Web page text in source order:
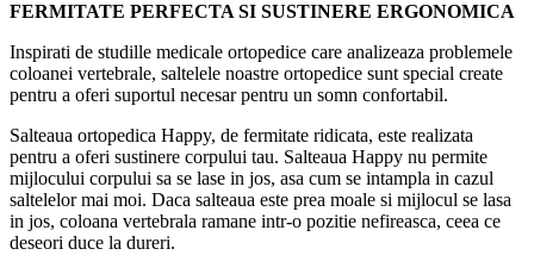
FERMITATE PERFECTA SI SUSTINERE ERGONOMICA
Inspirati de studille medicale ortopedice care analizeaza problemele
coloanei vertebrale, saltelele noastre ortopedice sunt special create
pentru a oferi suportul necesar pentru un somn confortabil.
Salteaua ortopedica Happy, de fermitate ridicata, este realizata
pentru a oferi sustinere corpului tau. Salteaua Happy nu permite
mijlocului corpului sa se lase in jos, asa cum se intampla in cazul
saltelelor mai moi. Daca salteaua este prea moale si mijlocul se lasa
in jos, coloana vertebrala ramane intr-o pozitie nefireasca, ceea ce
deseori duce la dureri.